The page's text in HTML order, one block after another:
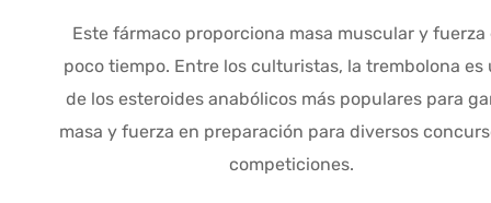
original
era:
$77.33.
actual
es:
$56.56.
Este fármaco proporciona masa muscular y fuerza
poco tiempo. Entre los culturistas, la trembolona es
de los esteroides anabólicos más populares para
masa y fuerza en preparación para diversos
competiciones.